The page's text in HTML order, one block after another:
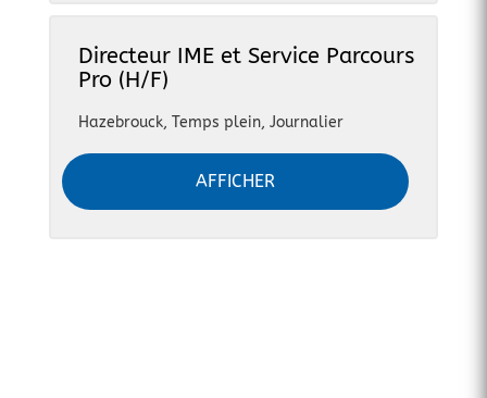
Directeur IME et Service Parcours
Pro (H/F)
Hazebrouck, Temps plein, Journalier
AFFICHER